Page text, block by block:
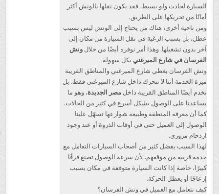
السيارة لحادث ولو بسيط، فقد يكون نقلها بالونش أكثر
أمانًا من تحريكها على الطريق.
ومن ناحية أخرى، هناك من يحتاج إلى الونش ليس بسبب
عطل، بل بسبب الرغبة في نقل السيارة من مكان إلى
آخر بدون تشغيلها. وهذا أمر نوفره أيضًا من خلالونش
الفرسان في شارع الميرغني بكل سهولة.
ونش الفرسان يغطي شارع الميرغني والمناطق القريبة
ميزة الخدمة أننا لا نتحرك داخل شارع الميرغني فقط، بل
نخدم أيضًا المناطق القريبة داخلمصر الجديدة، وهو ما
يساعدنا على الوصول بشكل أسرع في كثير من الحالات.
كما أن معرفة المنطقة وطبيعة شوارعها تسهّل علينا
الوصول إلى العميل حتى في أوقات الذروة أو عند وجود
ازدحام مروري.
لهذا السبب يفضل كثير من أصحاب السيارات التعامل مع
خدمة قريبة من موقعهم، لأن سرعة الوصول تصنع فرقًا
كبيرًا، خاصة إذا كانت السيارة متوقفة في مكان يسبب
إزعاجًا أو يعطل الحركة.
كيف نتعامل مع العميل في ونش الفرسان؟